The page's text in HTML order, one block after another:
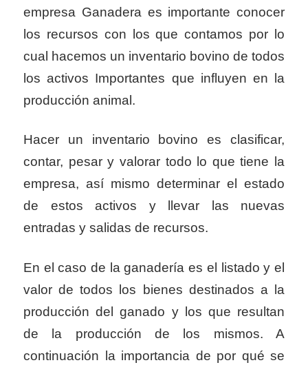
empresa Ganadera es importante conocer
los recursos con los que contamos por lo
cual hacemos un inventario bovino de todos
los activos Importantes que influyen en la
producción animal.
Hacer un inventario bovino es clasificar,
contar, pesar y valorar todo lo que tiene la
empresa, así mismo determinar el estado
de estos activos y llevar las nuevas
entradas y salidas de recursos.
En el caso de la ganadería es el listado y el
valor de todos los bienes destinados a la
producción del ganado y los que resultan
de la producción de los mismos. A
continuación la importancia de por qué se